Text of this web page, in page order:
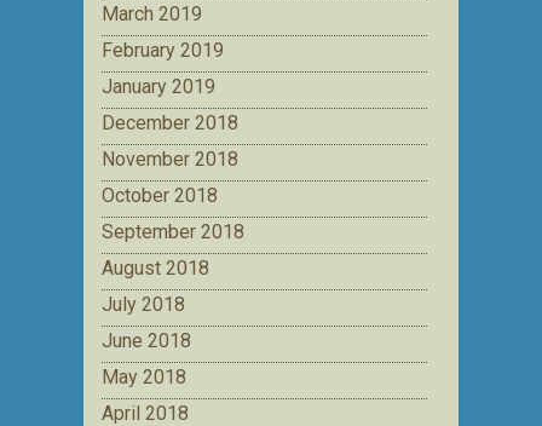
March 2019
February 2019
January 2019
December 2018
November 2018
October 2018
September 2018
August 2018
July 2018
June 2018
May 2018
April 2018